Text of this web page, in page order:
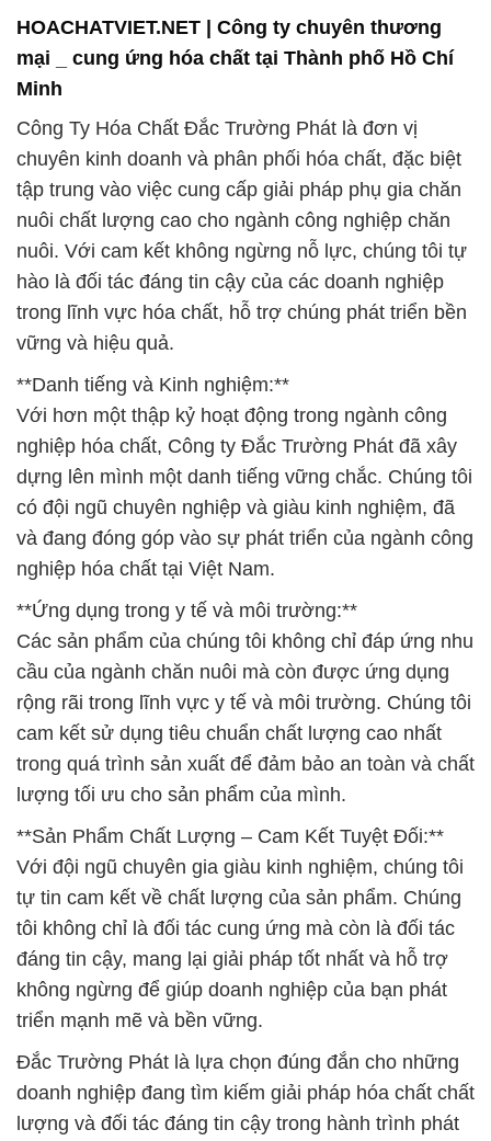
rộng rãi trong lĩnh vực y tế và môi trường. Chúng tôi
cam kết sử dụng tiêu chuẩn chất lượng cao nhất
trong quá trình sản xuất để đảm bảo an toàn và chất
lượng tối ưu cho sản phẩm của mình.
**Sản Phẩm Chất Lượng – Cam Kết Tuyệt Đối:**
Với đội ngũ chuyên gia giàu kinh nghiệm, chúng tôi
tự tin cam kết về chất lượng của sản phẩm. Chúng
tôi không chỉ là đối tác cung ứng mà còn là đối tác
đáng tin cậy, mang lại giải pháp tốt nhất và hỗ trợ
không ngừng để giúp doanh nghiệp của bạn phát
triển mạnh mẽ và bền vững.
Đắc Trường Phát là lựa chọn đúng đắn cho những
doanh nghiệp đang tìm kiếm giải pháp hóa chất chất
lượng và đối tác đáng tin cậy trong hành trình phát
triển của mình. Chúng tôi hân hạnh hợp tác dài hạn
và mang lại giá trị thực sự cho quý khách hàng.
# Cty bán ¯ thương mại Hóa chất E.D.T.A Dạng Bột
— Disodium Ethylen Diamin Tetraacetate Powder
Ấn Độ India
# Địa chỉ bán ¯ thương mại Hóa chất E.D.T.A Dạng
Bột — Disodium Ethylen Diamin Tetraacetate
Powder Ấn Độ India
# Kinh doanh ( phân phối ) Hóa chất E.D.T.A Dạng
Bột — Disodium Ethylen Diamin Tetraacetate
Powder Ấn Độ India
# Đơn vị chuyên kinh doanh → bán Hóa chất
E.D.T.A Dạng Bột — Disodium Ethylen Diamin
Tetraacetate Powder Ấn Độ India
# Công ty chuyên phân phối § bán Hóa chất E.D.T.A
Dạng Bột — Disodium Ethylen Diamin Tetraacetate
Powder Ấn Độ India
# Công ty thương mại › phân phối Hóa chất E.D.T.A
Dạng Bột — Disodium Ethylen Diamin Tetraacetate
Powder Ấn Độ India
# Nơi cung cấp ♯ cung ứng Hóa chất E.D.T.A Dạng